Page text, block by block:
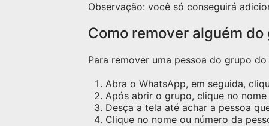
Observação: você só conseguirá
Como remover alguém
Para remover uma pessoa do grupo
Abra o WhatsApp, em seguida,
Após abrir o grupo, clique no
Desça a tela até achar a pessoa
Clique no nome ou número da